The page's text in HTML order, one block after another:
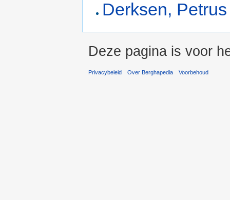
Derksen,
Deze pagina is voor
Privacybeleid Over Berghapedia Voorbehoud